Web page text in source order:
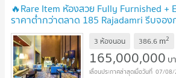
🔥Rare Item ห้องสวย Fully Furnished +
ราคาต่ำกว่าตลาด 185 Rajadamri รีบจอ
26028989 UPDATE !
3 ห้องนอน 386.6 m2
165,000,000 บ
07/08/